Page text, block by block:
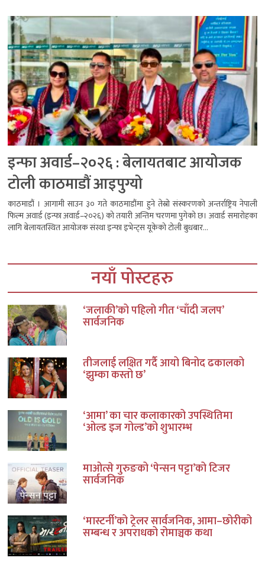
इन्फा अवार्ड–२०२६ : बेलायतबाट आयोजक
टोली काठमाडौं आइपुग्यो
काठमाडौं । आगामी साउन ३० गते काठमाडौंमा हुने तेस्रो संस्करणको अन्तर्राष्ट्रिय नेपाली
फिल्म अवार्ड (इन्फा अवार्ड–२०२६) को तयारी अन्तिम चरणमा पुगेको छ। अवार्ड समारोहका
लागि बेलायतस्थित आयोजक संस्था इन्फा इभेन्ट्स यूकेको टोली बुधबार...
नयाँ पोस्टहरु
‘जलाकी’को पहिलो गीत ‘चाँदी जलप’
सार्वजनिक
तीजलाई लक्षित गर्दै आयो बिनोद ढकालको
‘झुम्का कस्तो छ’
‘आमा’ का चार कलाकारको उपस्थितिमा
‘ओल्ड इज गोल्ड’को शुभारम्भ
माओत्से गुरुङको ‘पेन्सन पट्टा’को टिजर
सार्वजनिक
‘मास्टर्नी’को ट्रेलर सार्वजनिक, आमा–छोरीको
सम्बन्ध र अपराधको रोमाञ्चक कथा